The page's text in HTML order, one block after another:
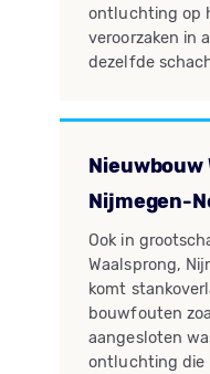
ontluchting op
veroorzaken in
dezelfde
Nieuwbouw
Nijmegen-
Ook in
Waalsprong,
komt
bouwfouten
aangesloten
ontluchting die